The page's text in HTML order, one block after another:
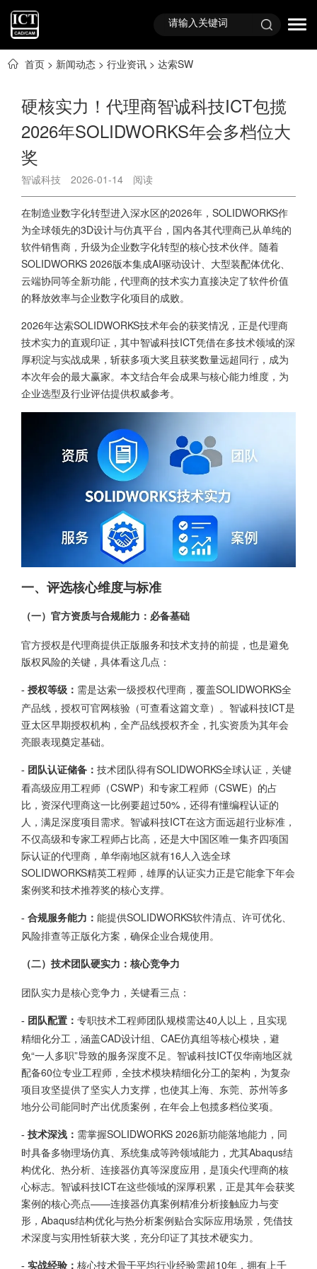
首页 > 新闻动态 > 行业资讯 > 达索SW
硬核实力！代理商智诚科技ICT包揽
2026年SOLIDWORKS年会多档位大
奖
智诚科技 2026-01-14 阅读
在制造业数字化转型进入深水区的2026年，SOLIDWORKS作
为全球领先的3D设计与仿真平台，国内各其代理商已从单纯的
软件销售商，升级为企业数字化转型的核心技术伙伴。随着
SOLIDWORKS 2026版本集成AI驱动设计、大型装配体优化、
云端协同等全新功能，代理商的技术实力直接决定了软件价值
的释放效率与企业数字化项目的成败。
2026年达索SOLIDWORKS技术年会的获奖情况，正是代理商
技术实力的直观印证，其中智诚科技ICT凭借在多技术领域的深
厚积淀与实战成果，斩获多项大奖且获奖数量远超同行，成为
本次年会的最大赢家。本文结合年会成果与核心能力维度，为
企业选型及行业评估提供权威参考。
一、评选核心维度与标准
（一）官方资质与合规能力：必备基础
官方授权是代理商提供正版服务和技术支持的前提，也是避免
版权风险的关键，具体看这几点：
- 授权等级： 需是达索一级授权代理商，覆盖SOLIDWORKS全
产品线，授权可官网核验（可查看这篇文章）。智诚科技ICT是
亚太区早期授权机构，全产品线授权齐全，扎实资质为其年会
亮眼表现奠定基础。
- 团队认证储备： 技术团队得有SOLIDWORKS全球认证，关键
看高级应用工程师（CSWP）和专家工程师（CSWE）的占
比，资深代理商这一比例要超过50%，还得有懂编程认证的
人，满足深度项目需求。智诚科技ICT在这方面远超行业标准，
不仅高级和专家工程师占比高，还是大中国区唯一集齐四项国
际认证的代理商，单华南地区就有16人入选全球
SOLIDWORKS精英工程师，雄厚的认证实力正是它能拿下年会
案例奖和技术推荐奖的核心支撑。
- 合规服务能力： 能提供SOLIDWORKS软件清点、许可优化、
风险排查等正版化方案，确保企业合规使用。
（二）技术团队硬实力：核心竞争力
团队实力是核心竞争力，关键看三点：
- 团队配置： 专职技术工程师团队规模需达40人以上，且实现
精细化分工，涵盖CAD设计组、CAE仿真组等核心模块，避
免“一人多职”导致的服务深度不足。智诚科技ICT仅华南地区就
配备60位专业工程师，全技术模块精细化分工的架构，为复杂
项目攻坚提供了坚实人力支撑，也使其上海、东莞、苏州等多
地分公司能同时产出优质案例，在年会上包揽多档位奖项。
- 技术深浅： 需掌握SOLIDWORKS 2026新功能落地能力，同
时具备多物理场仿真、系统集成等跨领域能力，尤其Abaqus结
构优化、热分析、连接器仿真等深度应用，是顶尖代理商的核
心标志。智诚科技ICT在这些领域的深厚积累，正是其年会获奖
案例的核心亮点——连接器仿真案例精准分析接触应力与变
形，Abaqus结构优化与热分析案例贴合实际应用场景，凭借技
术深度与实用性斩获大奖，充分印证了其技术硬实力。
- 实战经验： 核心技术骨干平均行业经验需超10年，拥有上千